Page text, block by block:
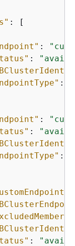
: [
:
:
:
:
:
:
: